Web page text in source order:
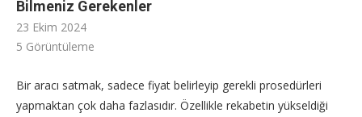
Bilmeniz Gerekenler
23 Ekim 2024
5 Görüntüleme
Bir aracı satmak, sadece fiyat belirleyip gerekli prosedürleri
yapmaktan çok daha fazlasıdır. Özellikle rekabetin yükseldiği